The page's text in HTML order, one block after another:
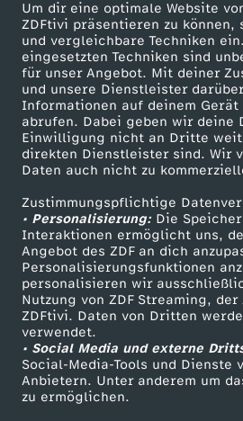
Um dir eine optimale Website
ZDFtivi präsentieren zu können,
und vergleichbare Techniken
eingesetzten Techniken sind
für unser Angebot. Mit deiner
und unsere Dienstleister
Informationen auf deinem
abrufen. Dabei geben wir deine
Einwilligung nicht an Dritte
direkten Dienstleister sind. Wir
Daten auch nicht zu
Zustimmungspflichtige
• Personalisierung:Die
Interaktionen ermöglicht uns,
Angebot des ZDF an dich
Personalisierungsfunktionen
personalisieren wir
Nutzung von ZDF Streaming, der
ZDFtivi. Daten von Dritten
verwendet.
• Social Media und externe
Social-Media-Tools und Dienste
Anbietern. Unter anderem um
zu ermöglichen.
Briouats mit Hähnchenfüllung
Herunterladen
16 KB (PDF)
Grünkohl-Gemüsesuppe mit
Herunterladen
63 KB (PDF)
Selbstgemachtes Knäckebrot
Herunterladen
191 KB (PDF)
Kaffeevariationen von
Herunterladen
99 KB (PDF)
Linsen-Bowl mit gebackener